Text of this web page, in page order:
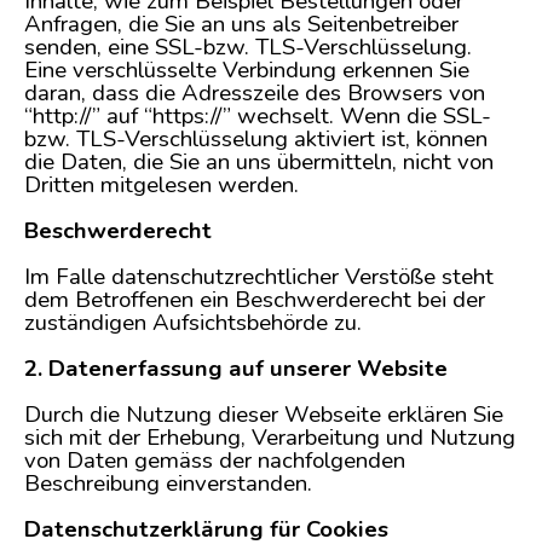
Anfragen, die Sie an uns als Seitenbetreiber
senden, eine SSL-bzw. TLS-Verschlüsselung.
Eine verschlüsselte Verbindung erkennen Sie
daran, dass die Adresszeile des Browsers von
“http://” auf “https://” wechselt. Wenn die SSL-
bzw. TLS-Verschlüsselung aktiviert ist, können
die Daten, die Sie an uns übermitteln, nicht von
Dritten mitgelesen werden.
Beschwerderecht
Im Falle datenschutzrechtlicher Verstöße steht
dem Betroffenen ein Beschwerderecht bei der
zuständigen Aufsichtsbehörde zu.
2. Datenerfassung auf unserer Website
Durch die Nutzung dieser Webseite erklären Sie
sich mit der Erhebung, Verarbeitung und Nutzung
von Daten gemäss der nachfolgenden
Beschreibung einverstanden.
Datenschutzerklärung für Cookies